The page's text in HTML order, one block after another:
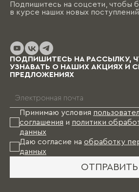
Подпишитесь на соцсети, чтобы
в курсе наших новых поступлений
ПОДПИШИТЕСЬ НА РАССЫЛКУ,
УЗНАВАТЬ О НАШИХ АКЦИЯХ И
ПРЕДЛОЖЕНИЯХ
Принимаю условия
соглашения и политики
данных
Даю согласие на обработку
данных
ОТПРАВИТЬ